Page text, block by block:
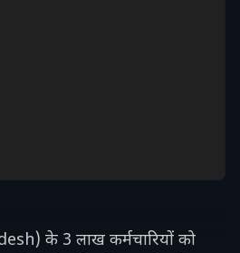
के 3 लाख कर्मचारियों को